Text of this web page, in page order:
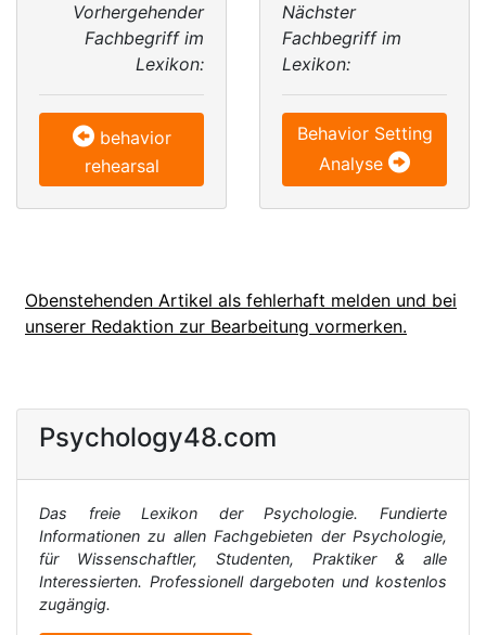
Vorhergehender
Fachbegriff im
Lexikon:
behavior
rehearsal
Nächster
Fachbegriff im
Lexikon:
Behavior Setting
Analyse
Obenstehenden Artikel als fehlerhaft melden und bei
unserer Redaktion zur Bearbeitung vormerken.
Psychology48.com
Das freie Lexikon der Psychologie. Fundierte
Informationen zu allen Fachgebieten der Psychologie,
für Wissenschaftler, Studenten, Praktiker & alle
Interessierten. Professionell dargeboten und kostenlos
zugängig.